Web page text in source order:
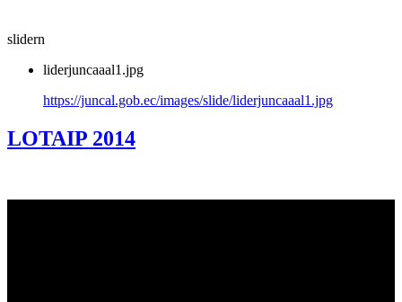
slidern
liderjuncaaal1.jpg
https://juncal.gob.ec/images/slide/liderjuncaaal1.jpg
LOTAIP 2014